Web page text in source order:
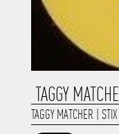
TAGGY
TAGGY MATCHER STIX